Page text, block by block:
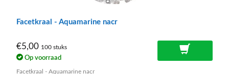
Facetkraal - Aquamarine nacr
€5,00 100 stuks
Op voorraad
Facetkraal - Aquamarine nacr